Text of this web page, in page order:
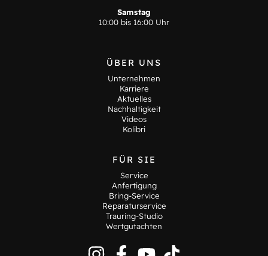
Samstag
10:00 bis 16:00 Uhr
ÜBER UNS
Unternehmen
Karriere
Aktuelles
Nachhaltigkeit
Videos
Kolibri
FÜR SIE
Service
Anfertigung
Bring-Service
Reparaturservice
Trauring-Studio
Wertgutachten